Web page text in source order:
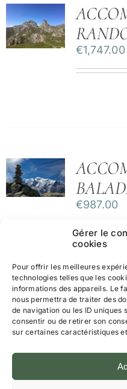
Gérer le
cookies
Pour offrir les meilleures
technologies telles que les
informations des appareils. Le
nous permettra de traiter des
de navigation ou les ID uniques
consentir ou de retirer son
sur certaines caractéristiques
€1,747.00
€987.00
Mentions légales et
Politique